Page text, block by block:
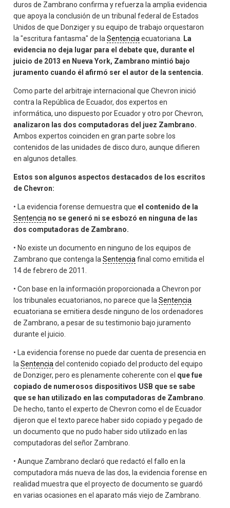
duros de Zambrano confirma y refuerza la amplia evidencia
que apoya la conclusión de un tribunal federal de Estados
Unidos de que Donziger y su equipo de trabajo orquestaron
la "escritura fantasma" de laSentencia ecuatoriana.
La
evidencia no deja lugar para el debate que, durante el
juicio de 2013 en Nueva York, Zambrano mintió bajo
juramento cuando él afirmó ser el autor de la sentencia.
Como parte del arbitraje internacional que Chevron inició
contra la República de Ecuador, dos expertos en
informática, uno dispuesto por Ecuador y otro por Chevron,
analizaron las dos computadoras del juez Zambrano.
Ambos expertos coinciden en gran parte sobre los
contenidos de las unidades de disco duro, aunque difieren
en algunos detalles.
Estos son algunos aspectos destacados de los escritos
de Chevron:
• La evidencia forense demuestra que el contenido de la
Sentencia no se generó ni se esbozó en ninguna de las
dos computadoras de Zambrano.
• No existe un documento en ninguno de los equipos de
Zambrano que contenga laSentencia final como emitida el
14 de febrero de 2011.
• Con base en la información proporcionada a Chevron por
los tribunales ecuatorianos, no parece que laSentencia
ecuatoriana se emitiera desde ninguno de los ordenadores
de Zambrano, a pesar de su testimonio bajo juramento
durante el juicio.
• La evidencia forense no puede dar cuenta de presencia en
laSentencia del contenido copiado del producto del equipo
de Donziger, pero es plenamente coherente con el que fue
copiado de numerosos dispositivos USB que se sabe
que se han utilizado en las computadoras de Zambrano
De hecho, tanto el experto de Chevron como el de Ecuador
dijeron que el texto parece haber sido copiado y pegado de
un documento que no pudo haber sido utilizado en las
computadoras del señor Zambrano.
• Aunque Zambrano declaró que redactó el fallo en la
computadora más nueva de las dos, la evidencia forense en
realidad muestra que el proyecto de documento se guardó
en varias ocasiones en el aparato más viejo de Zambrano.